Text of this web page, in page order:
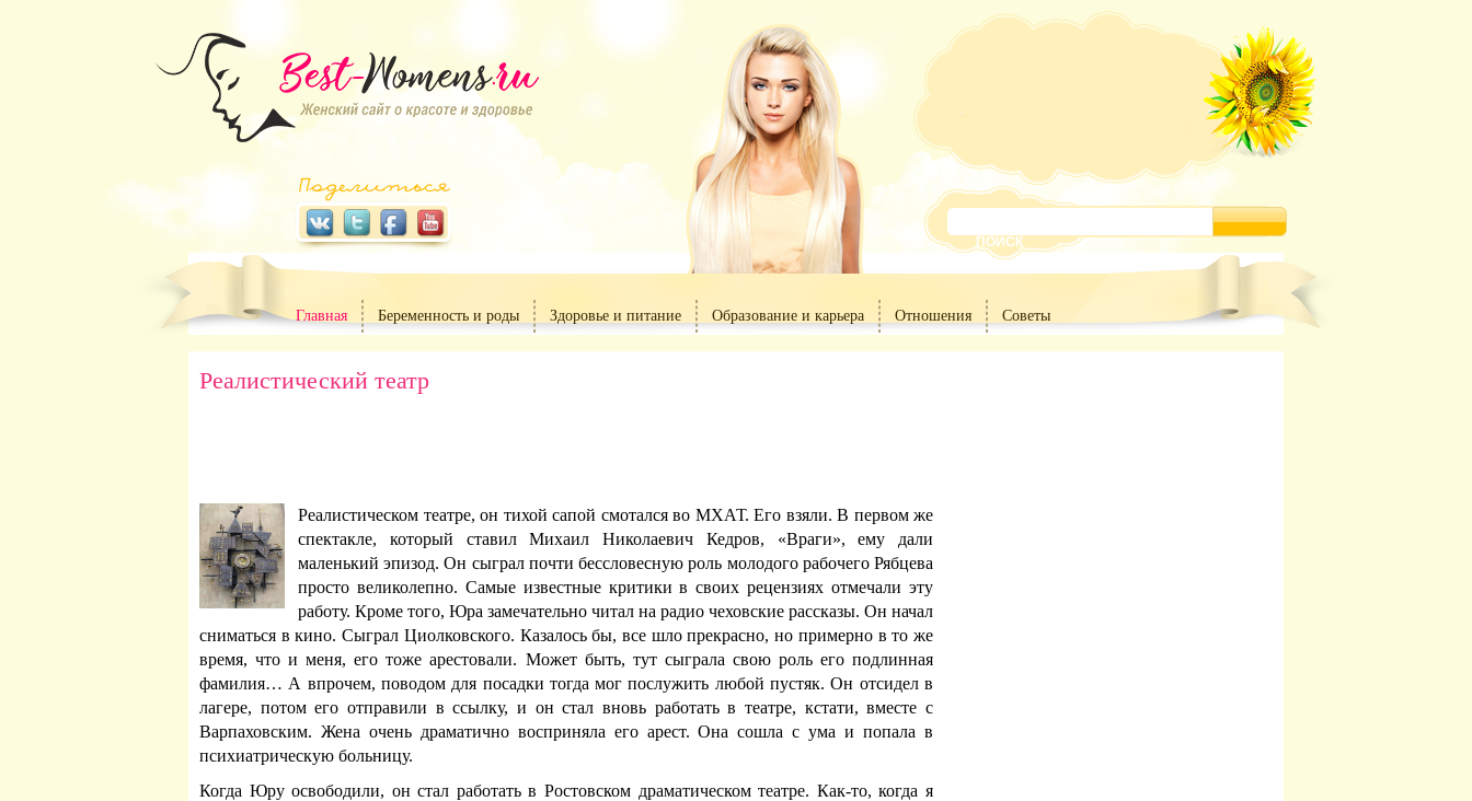
Главная Беременность и роды Здоровье и питание Образование и карьера Отношения Советы
Реалистический театр
Реалистическом театре, он тихой сапой смотался во МХАТ. Его взяли. В первом же
спектакле, который ставил Михаил Николаевич Кедров, «Враги», ему дали
маленький эпизод. Он сыграл почти бессловесную роль молодого рабочего Рябцева
просто великолепно. Самые известные критики в своих рецензиях отмечали эту
работу. Кроме того, Юра замечательно читал на радио чеховские рассказы. Он начал
сниматься в кино. Сыграл Циолковского. Казалось бы, все шло прекрасно, но примерно в то же
время, что и меня, его тоже арестовали. Может быть, тут сыграла свою роль его подлинная
фамилия… А впрочем, поводом для посадки тогда мог послужить любой пустяк. Он отсидел в
лагере, потом его отправили в ссылку, и он стал вновь работать в театре, кстати, вместе с
Варпаховским. Жена очень драматично восприняла его арест. Она сошла с ума и попала в
психиатрическую больницу.
Когда Юру освободили, он стал работать в Ростовском драматическом театре. Как-то, когда я